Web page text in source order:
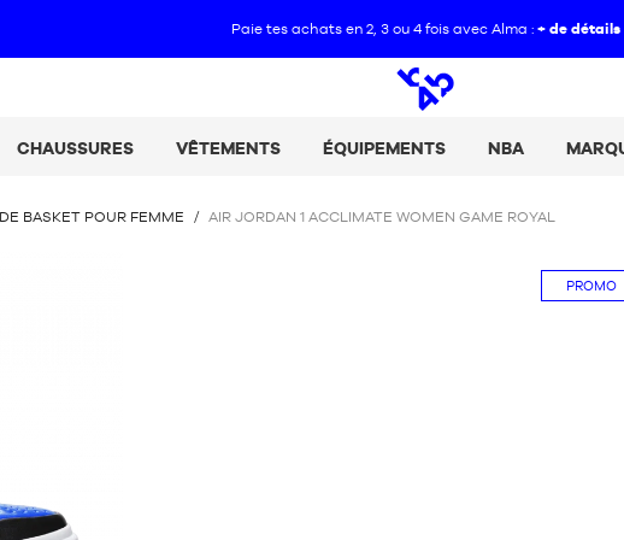
Paie tes achats en 2, 3 ou 4 fois avec Alma : + de détails
CHAUSSURES VÊTEMENTS ÉQUIPEMENTS NBA
BASKET POUR FEMME / AIR JORDAN 1 ACCLIMATE WOMEN GAME ROYAL
PROMO